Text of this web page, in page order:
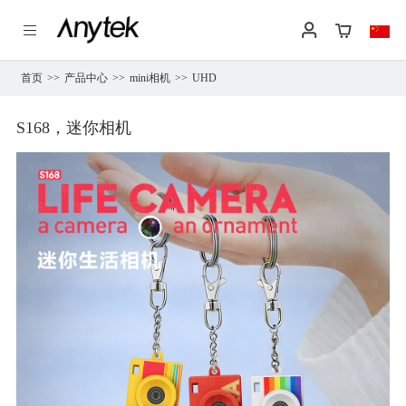
首页 >> 产品中心 >> mini相机 >> UHD
S168，迷你相机